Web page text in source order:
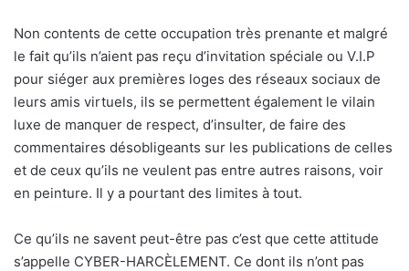
Non contents de cette occupation très prenante et malgré
le fait qu’ils n’aient pas reçu d’invitation spéciale ou V.I.P
pour siéger aux premières loges des réseaux sociaux de
leurs amis virtuels, ils se permettent également le vilain
luxe de manquer de respect, d’insulter, de faire des
commentaires désobligeants sur les publications de celles
et de ceux qu’ils ne veulent pas entre autres raisons, voir
en peinture. Il y a pourtant des limites à tout.
Ce qu’ils ne savent peut-être pas c’est que cette attitude
s’appelle CYBER-HARCÈLEMENT. Ce dont ils n’ont pas